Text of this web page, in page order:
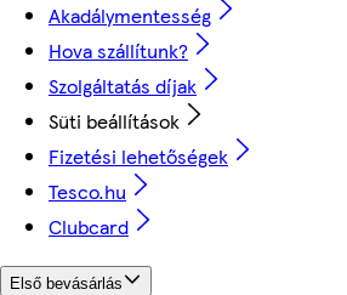
Akadálymentesség
Hova szállítunk?
Szolgáltatás díjak
Süti beállítások
Fizetési lehetőségek
Tesco.hu
Clubcard
Első bevásárlás